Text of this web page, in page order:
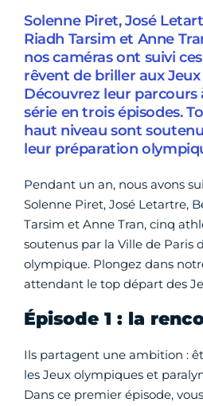
Solenne Piret, José
Riadh Tarsim et Anne
nos caméras ont suivi
rêvent de briller aux Jeux
Découvrez leur
série en trois épisodes.
haut niveau sont
leur préparation
Pendant un an, nous avons
Solenne Piret, José Letartre,
Tarsim et Anne Tran, cinq
soutenus par la Ville de Paris
olympique. Plongez dans
attendant le top départ des
Épisode 1 : la
Ils partagent une ambition :
les Jeux olympiques et
Dans ce premier épisode,